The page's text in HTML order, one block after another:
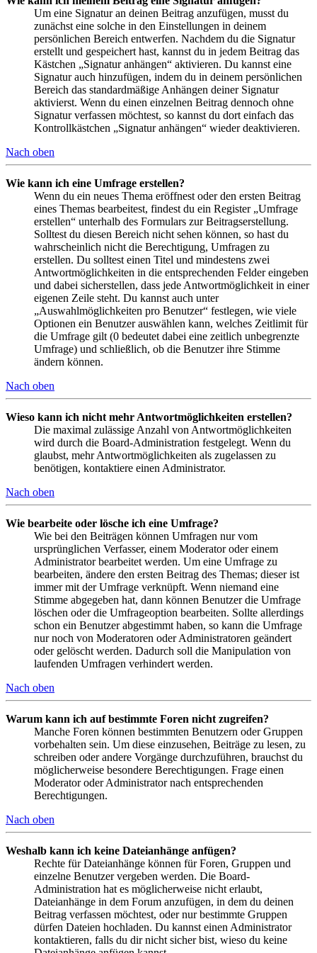
Um eine Signatur an deinen Beitrag anzufügen, musst du
zunächst eine solche in den Einstellungen in deinem
persönlichen Bereich entwerfen. Nachdem du die Signatur
erstellt und gespeichert hast, kannst du in jedem Beitrag das
Kästchen „Signatur anhängen“ aktivieren. Du kannst eine
Signatur auch hinzufügen, indem du in deinem persönlichen
Bereich das standardmäßige Anhängen deiner Signatur
aktivierst. Wenn du einen einzelnen Beitrag dennoch ohne
Signatur verfassen möchtest, so kannst du dort einfach das
Kontrollkästchen „Signatur anhängen“ wieder deaktivieren.
Nach oben
Wie kann ich eine Umfrage erstellen?
Wenn du ein neues Thema eröffnest oder den ersten Beitrag
eines Themas bearbeitest, findest du ein Register „Umfrage
erstellen“ unterhalb des Formulars zur Beitragserstellung.
Solltest du diesen Bereich nicht sehen können, so hast du
wahrscheinlich nicht die Berechtigung, Umfragen zu
erstellen. Du solltest einen Titel und mindestens zwei
Antwortmöglichkeiten in die entsprechenden Felder eingeben
und dabei sicherstellen, dass jede Antwortmöglichkeit in einer
eigenen Zeile steht. Du kannst auch unter
„Auswahlmöglichkeiten pro Benutzer“ festlegen, wie viele
Optionen ein Benutzer auswählen kann, welches Zeitlimit für
die Umfrage gilt (0 bedeutet dabei eine zeitlich unbegrenzte
Umfrage) und schließlich, ob die Benutzer ihre Stimme
ändern können.
Nach oben
Wieso kann ich nicht mehr Antwortmöglichkeiten erstellen?
Die maximal zulässige Anzahl von Antwortmöglichkeiten
wird durch die Board-Administration festgelegt. Wenn du
glaubst, mehr Antwortmöglichkeiten als zugelassen zu
benötigen, kontaktiere einen Administrator.
Nach oben
Wie bearbeite oder lösche ich eine Umfrage?
Wie bei den Beiträgen können Umfragen nur vom
ursprünglichen Verfasser, einem Moderator oder einem
Administrator bearbeitet werden. Um eine Umfrage zu
bearbeiten, ändere den ersten Beitrag des Themas; dieser ist
immer mit der Umfrage verknüpft. Wenn niemand eine
Stimme abgegeben hat, dann können Benutzer die Umfrage
löschen oder die Umfrageoption bearbeiten. Sollte allerdings
schon ein Benutzer abgestimmt haben, so kann die Umfrage
nur noch von Moderatoren oder Administratoren geändert
oder gelöscht werden. Dadurch soll die Manipulation von
laufenden Umfragen verhindert werden.
Nach oben
Warum kann ich auf bestimmte Foren nicht zugreifen?
Manche Foren können bestimmten Benutzern oder Gruppen
vorbehalten sein. Um diese einzusehen, Beiträge zu lesen, zu
schreiben oder andere Vorgänge durchzuführen, brauchst du
möglicherweise besondere Berechtigungen. Frage einen
Moderator oder Administrator nach entsprechenden
Berechtigungen.
Nach oben
Weshalb kann ich keine Dateianhänge anfügen?
Rechte für Dateianhänge können für Foren, Gruppen und
einzelne Benutzer vergeben werden. Die Board-
Administration hat es möglicherweise nicht erlaubt,
Dateianhänge in dem Forum anzufügen, in dem du deinen
Beitrag verfassen möchtest, oder nur bestimmte Gruppen
dürfen Dateien hochladen. Du kannst einen Administrator
kontaktieren, falls du dir nicht sicher bist, wieso du keine